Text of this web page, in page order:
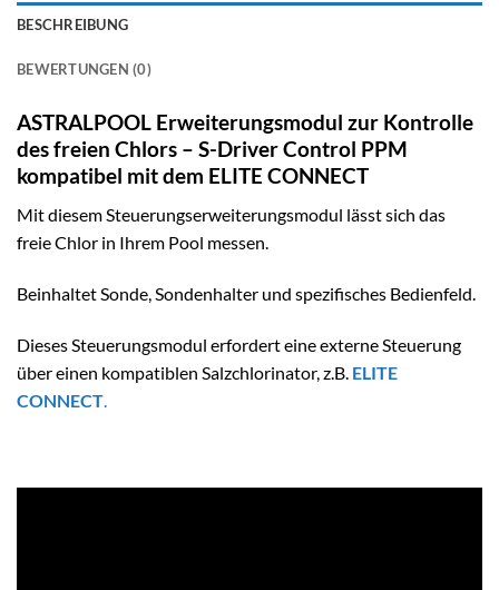
BESCHREIBUNG
BEWERTUNGEN (0)
ASTRALPOOL Erweiterungsmodul zur Kontrolle
des freien Chlors – S-Driver Control PPM
kompatibel mit dem ELITE CONNECT
Mit diesem Steuerungserweiterungsmodul lässt sich das
freie Chlor in Ihrem Pool messen.
Beinhaltet Sonde, Sondenhalter und spezifisches Bedienfeld.
Dieses Steuerungsmodul erfordert eine externe Steuerung
über einen kompatiblen Salzchlorinator, z.B. ELITE
CONNECT